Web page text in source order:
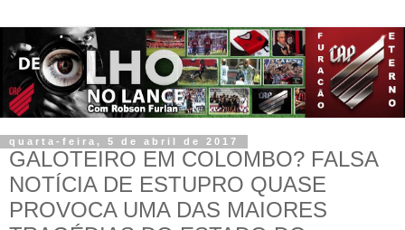
quarta-feira, 5 de abril de 2017
GALOTEIRO EM COLOMBO? FALSA
NOTÍCIA DE ESTUPRO QUASE
PROVOCA UMA DAS MAIORES